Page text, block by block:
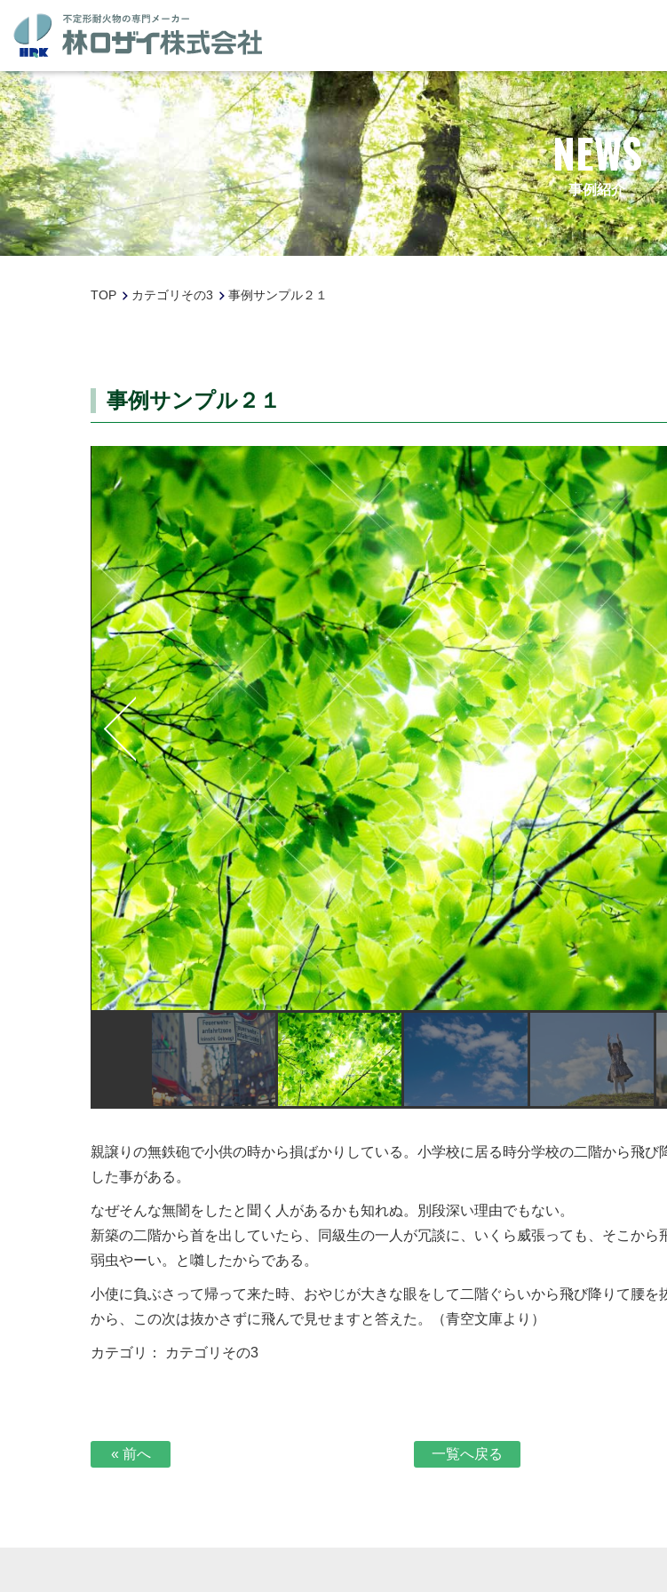
NEWS
事例紹介
TOP カテゴリその3 事例サンプル２１
事例サンプル２１
親譲りの無鉄砲で小供の時から損ばかりしている。小学校に居る時分学校の二階から飛び
した事がある。
なぜそんな無闇をしたと聞く人があるかも知れぬ。別段深い理由でもない。
新築の二階から首を出していたら、同級生の一人が冗談に、いくら威張っても、そこから
弱虫やーい。と囃したからである。
小使に負ぶさって帰って来た時、おやじが大きな眼をして二階ぐらいから飛び降りて腰を
から、この次は抜かさずに飛んで見せますと答えた。（青空文庫より）
カテゴリ： カテゴリその3
« 前へ 一覧へ戻る